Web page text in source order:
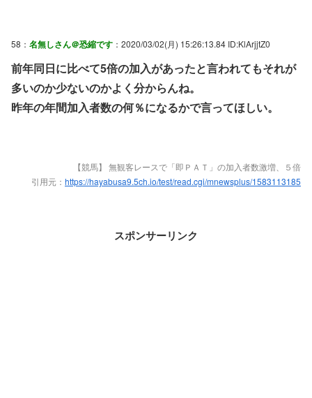
58： 名無しさん＠恐縮です ：2020/03/02(月) 15:26:13.84 ID:KlArjjtZ0
前年同日に比べて5倍の加入があったと言われてもそれが
多いのか少ないのかよく分からんね。
昨年の年間加入者数の何％になるかで言ってほしい。
【競馬】 無観客レースで「即ＰＡＴ」の加入者数激増、５倍
引用元： https://hayabusa9.5ch.io/test/read.cgi/mnewsplus/1583113185
スポンサーリンク